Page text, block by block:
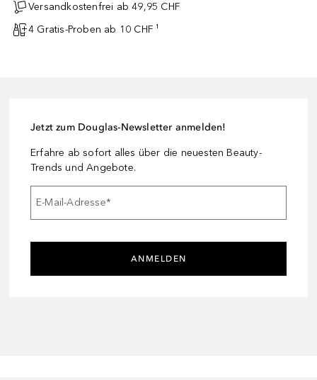
Versandkostenfrei ab 49,95 CHF
4 Gratis-Proben ab 10 CHF ¹
Jetzt zum Douglas-Newsletter anmelden!
Erfahre ab sofort alles über die neuesten Beauty-
Trends und Angebote.
E-Mail-Adresse*
ANMELDEN